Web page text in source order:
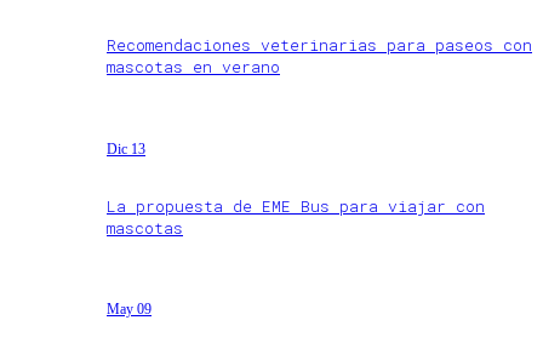
Recomendaciones veterinarias para paseos con
mascotas en verano
Dic 13
La propuesta de EME Bus para viajar con
mascotas
May 09